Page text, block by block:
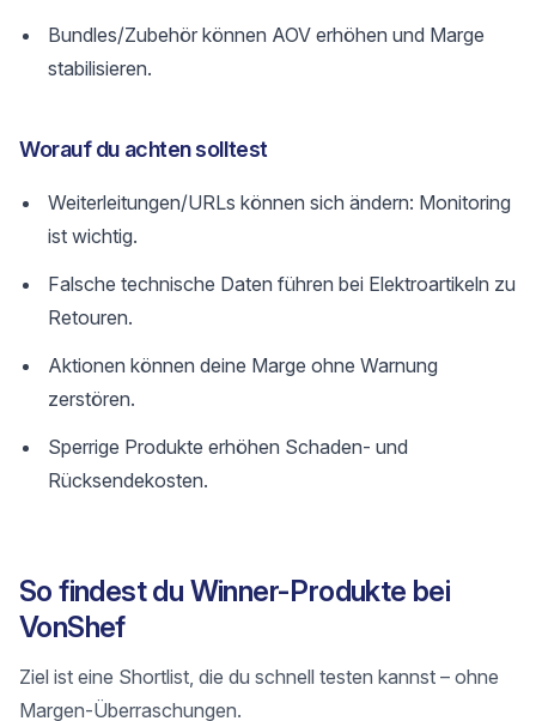
Bundles/Zubehör können AOV erhöhen und Marge
stabilisieren.
Worauf du achten solltest
Weiterleitungen/URLs können sich ändern: Monitoring
ist wichtig.
Falsche technische Daten führen bei Elektroartikeln zu
Retouren.
Aktionen können deine Marge ohne Warnung
zerstören.
Sperrige Produkte erhöhen Schaden- und
Rücksendekosten.
So findest du Winner-Produkte bei
VonShef
Ziel ist eine Shortlist, die du schnell testen kannst – ohne
Margen-Überraschungen.